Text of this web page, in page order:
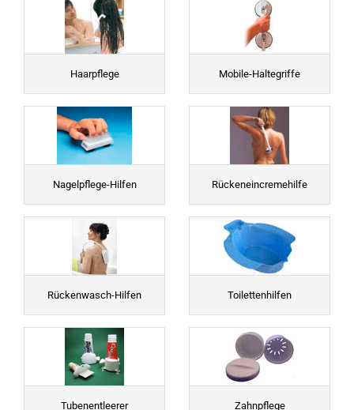
Haarpflege Mobile-Haltegriffe
Nagelpflege-Hilfen Rückeneincremehilfe
Rückenwasch-Hilfen Toilettenhilfen
Tubenentleerer Zahnpflege